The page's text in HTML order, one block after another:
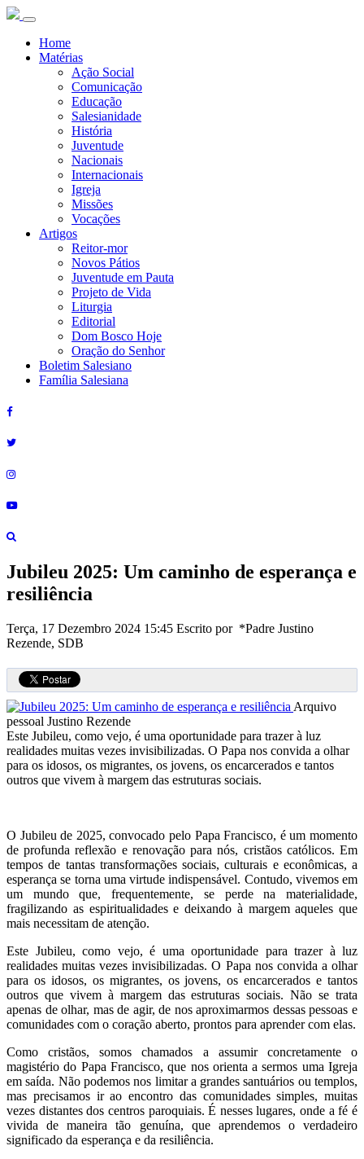
Home
Matérias
Ação Social
Comunicação
Educação
Salesianidade
História
Juventude
Nacionais
Internacionais
Igreja
Missões
Vocações
Artigos
Reitor-mor
Novos Pátios
Juventude em Pauta
Projeto de Vida
Liturgia
Editorial
Dom Bosco Hoje
Oração do Senhor
Boletim Salesiano
Família Salesiana
Jubileu 2025: Um caminho de esperança e
resiliência
Terça, 17 Dezembro 2024 15:45 Escrito por *Padre Justino
Rezende, SDB
Arquivo
pessoal Justino Rezende
Este Jubileu, como vejo, é uma oportunidade para trazer à luz
realidades muitas vezes invisibilizadas. O Papa nos convida a olhar
para os idosos, os migrantes, os jovens, os encarcerados e tantos
outros que vivem à margem das estruturas sociais.
O Jubileu de 2025, convocado pelo Papa Francisco, é um momento
de profunda reflexão e renovação para nós, cristãos católicos. Em
tempos de tantas transformações sociais, culturais e econômicas, a
esperança se torna uma virtude indispensável. Contudo, vivemos em
um mundo que, frequentemente, se perde na materialidade,
fragilizando as espiritualidades e deixando à margem aqueles que
mais necessitam de atenção.
Este Jubileu, como vejo, é uma oportunidade para trazer à luz
realidades muitas vezes invisibilizadas. O Papa nos convida a olhar
para os idosos, os migrantes, os jovens, os encarcerados e tantos
outros que vivem à margem das estruturas sociais. Não se trata
apenas de olhar, mas de agir, de nos aproximarmos dessas pessoas e
comunidades com o coração aberto, prontos para aprender com elas.
Como cristãos, somos chamados a assumir concretamente o
magistério do Papa Francisco, que nos orienta a sermos uma Igreja
em saída. Não podemos nos limitar a grandes santuários ou templos,
mas precisamos ir ao encontro das comunidades simples, muitas
vezes distantes dos centros paroquiais. É nesses lugares, onde a fé é
vivida de maneira tão genuína, que aprendemos o verdadeiro
significado da esperança e da resiliência.